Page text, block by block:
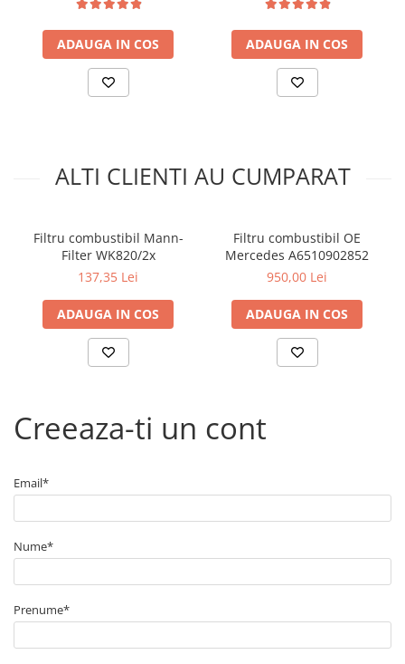
Kit lant distributie
Curea distributie
Pompa apa
Directie/stabilizare
Bielete directie
Cap de bara
Amortizor capota
Amortizor portbagaj/hayon
Pivot suspensie
► Accesorii auto
■ Huse scaune auto
■ Tavite auto portbagaj
■ Accesorii auto interior
ADAUGA IN COS ADAUGA IN COS
ALTI CLIENTI AU CUMPARAT
Filtru combustibil Mann-
Filter WK820/2x
137,35 Lei
ADAUGA IN COS
Filtru combustibil OE
Mercedes A6510902852
950,00 Lei
ADAUGA IN COS
Creeaza-ti un cont
Email*
Nume*
Prenume*